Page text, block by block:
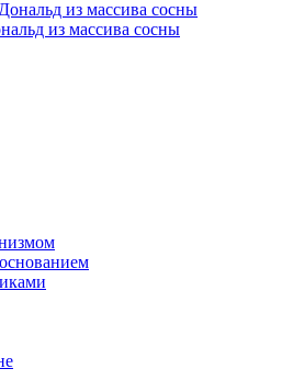
из массива сосны